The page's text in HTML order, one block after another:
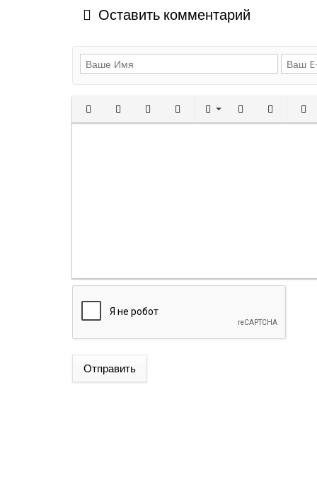
Оставить комментарий
Полужирный
КурсивПодчеркнутый
Зачеркнутый
Отправить